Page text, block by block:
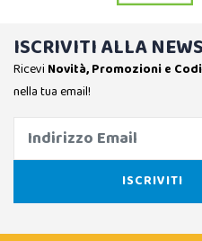
ISCRIVITI ALLA
Ricevi Novità, Promozioni e
nella tua email!